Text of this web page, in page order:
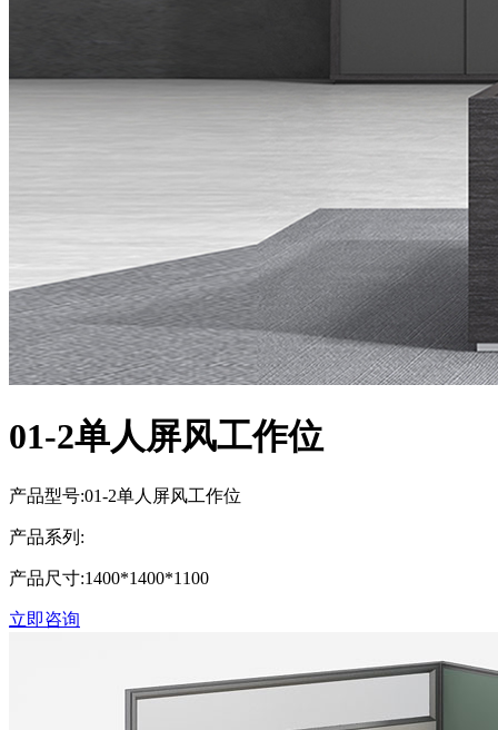
01-2单人屏风工作位
产品型号:01-2单人屏风工作位
产品系列:
产品尺寸:1400*1400*1100
立即咨询